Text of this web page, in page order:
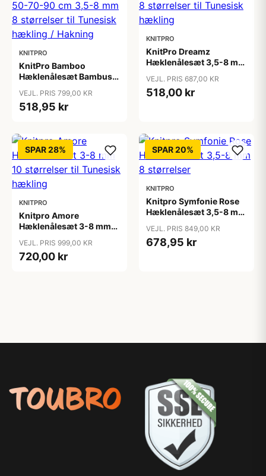
KNITPRO
KnitPro Bamboo
Hæklenålesæt Bambus
8 størrelser til Tunesisk
hækling / Hakning
VEJL. PRIS 799,00 KR
518,95 kr
KNITPRO
KnitPro Dreamz
Hæklenålesæt 3,5-8 mm
hækling
VEJL. PRIS 687,00 KR
518,00 kr
SPAR 28%
KNITPRO
Knitpro Amore
Hæklenålesæt 3-8 mm
hækling
VEJL. PRIS 999,00 KR
720,00 kr
SPAR 20%
KNITPRO
Knitpro Symfonie Rose
Hæklenålesæt 3,5-8 mm
VEJL. PRIS 849,00 KR
678,95 kr